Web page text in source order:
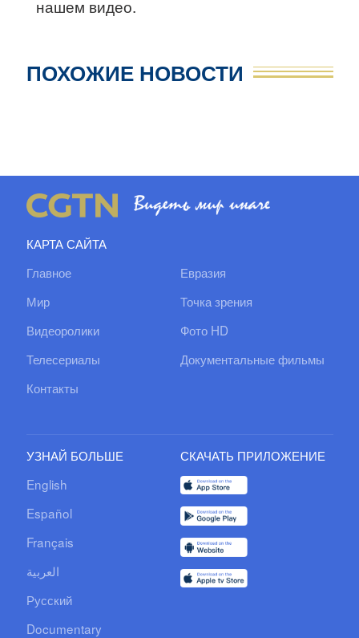
нашем видео.
ПОХОЖИЕ НОВОСТИ
КАРТА САЙТА
Главное
Евразия
Мир
Точка зрения
Видеоролики
Фото HD
Телесериалы
Документальные фильмы
Контакты
УЗНАЙ БОЛЬШЕ
English
Español
Français
العربية
Русский
Documentary
СКАЧАТЬ ПРИЛОЖЕНИЕ